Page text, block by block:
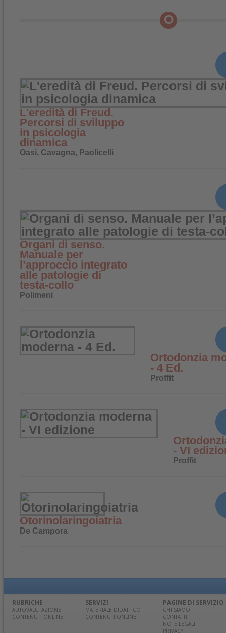
O
L'eredità di Freud.
Percorsi di sviluppo
in psicologia
dinamica
Oasi, Cavagna, Paolicelli
Organi di senso.
Manuale per
l’approccio integrato
alle patologie di
testa-collo
Polimeni
Ortodonzia
- 4 Ed.
Proffit
- VI
Proffit
Otorinolaringoiatria
De Campora
RUBRICHE
AUTOVALUTAZIONE
CONTENUTI ONLINE
SERVIZI
MATERIALE DIDATTICO
CONTENUTI ONLINE
PAGINE DI SERVIZIO
CHI SIAMO
CONTATTI
NOTE LEGALI
PRIVACY